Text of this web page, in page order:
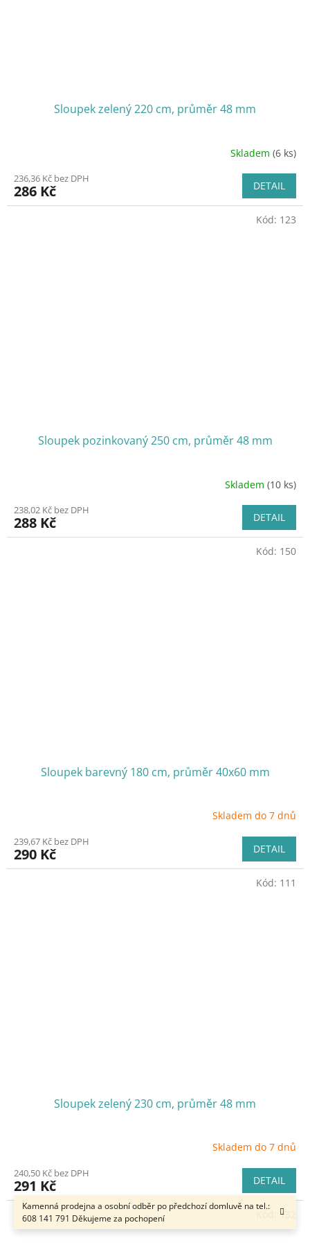
Kamenná prodejna a osobní odběr po předchozí domluvě na tel.:
608 141 791 Děkujeme za pochopení
Sloupek zelený 220 cm, průměr 48 mm
Skladem (6 ks)
236,36 Kč bez DPH
286 Kč DETAIL
Sloupek pozinkovaný 250 cm, průměr 48 mm
Skladem (10 ks)
238,02 Kč bez DPH
288 Kč DETAIL
Kód: 123
Sloupek barevný 180 cm, průměr 40x60 mm
Skladem do 7 dnů
239,67 Kč bez DPH
290 Kč DETAIL
Kód: 150
Sloupek zelený 230 cm, průměr 48 mm
Skladem do 7 dnů
240,50 Kč bez DPH
291 Kč DETAIL
Kód: 111
132